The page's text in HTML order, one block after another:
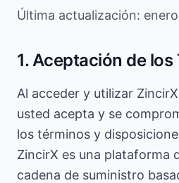
Última actualización:
1. Aceptación de
Al acceder y utilizar
usted acepta y se
los términos y
ZincirX es una plataforma
cadena de suministro